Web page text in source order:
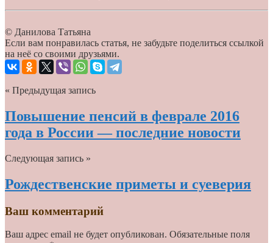
© Данилова Татьяна
Если вам понравилась статья, не забудьте поделиться ссылкой
на неё со своими друзьями.
« Предыдущая запись
Повышение пенсий в феврале 2016
года в России — последние новости
Следующая запись »
Рождественские приметы и суеверия
Ваш комментарий
Ваш адрес email не будет опубликован. Обязательные поля